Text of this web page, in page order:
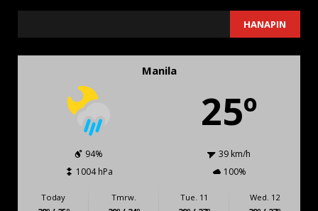
HANAPIN
Manila
25º
94%
39 km/h
1004 hPa
100%
Today
Tmrw.
Tue. 11
Wed. 12